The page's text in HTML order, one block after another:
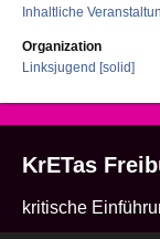
Inhaltliche
Organization
Linksjugend [solid]
KrETas
kritische